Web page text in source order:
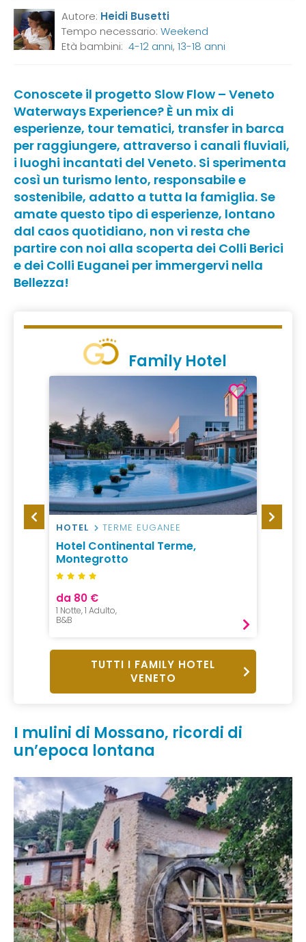
Autore: Heidi Busetti
Tempo necessario: Weekend
Età bambini: 4-12 anni, 13-18 anni
Conoscete il progetto Slow Flow – Veneto
Waterways Experience? È un mix di
esperienze, tour tematici, transfer in barca
per raggiungere, attraverso i canali fluviali,
i luoghi incantati del Veneto. Si sperimenta
così un turismo lento, responsabile e
sostenibile, adatto a tutta la famiglia. Se
amate questo tipo di esperienze, lontano
dal caos quotidiano, non vi resta che
partire con noi alla scoperta dei Colli Berici
e dei Colli Euganei per immergervi nella
Bellezza!
Family Hotel
HOTEL TERME EUGANEE
Hotel Continental Terme,
Montegrotto
da 80 €
1 Notte, 1 Adulto,
B&B
HOTEL
TUTTI I FAMILY HOTEL
VENETO
I mulini di Mossano, ricordi di
un’epoca lontana